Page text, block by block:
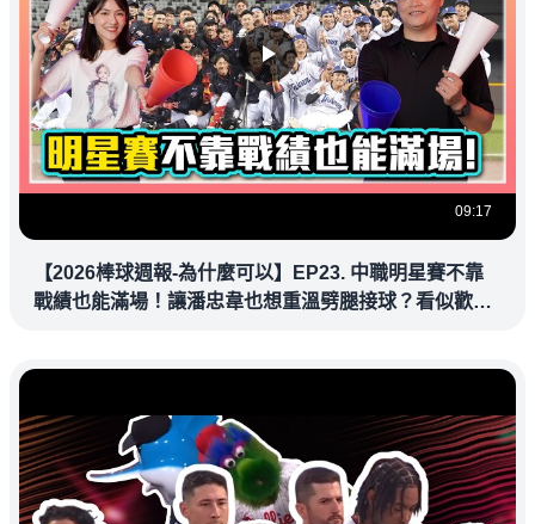
09:17
【2026棒球週報-為什麼可以】EP23. 中職明星賽不靠
戰績也能滿場！讓潘忠韋也想重溫劈腿接球？看似歡樂